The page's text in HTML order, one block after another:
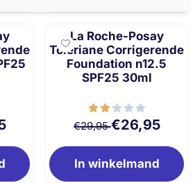
voor 26,95
La Roche-Posay
Toleriane Corrigerende
Foundation n12.5
SPF25 30ml
Van 29,95 voor
€29,95€26,95
In winkelmand